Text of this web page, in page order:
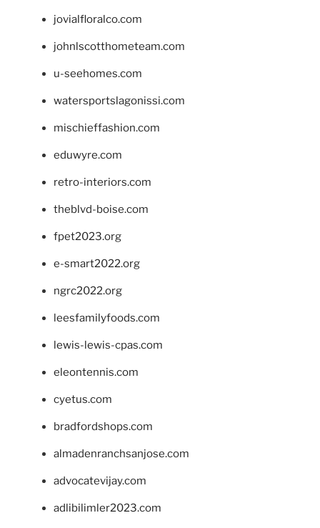
jovialfloralco.com
johnlscotthometeam.com
u-seehomes.com
watersportslagonissi.com
mischieffashion.com
eduwyre.com
retro-interiors.com
theblvd-boise.com
fpet2023.org
e-smart2022.org
ngrc2022.org
leesfamilyfoods.com
lewis-lewis-cpas.com
eleontennis.com
cyetus.com
bradfordshops.com
almadenranchsanjose.com
advocatevijay.com
adlibilimler2023.com